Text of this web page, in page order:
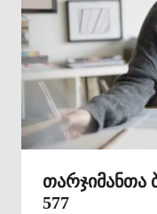
თარჯიმანთა
577